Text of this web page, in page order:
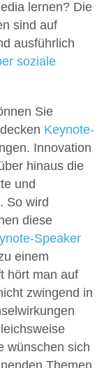
lernen? Die
sind auf
ausführlich
soziale
Sie
Keynote-
Innovation
hinaus die
und
So wird
diese
Speaker
einem
hört man auf
zwingend in
wünschen sich
Themen